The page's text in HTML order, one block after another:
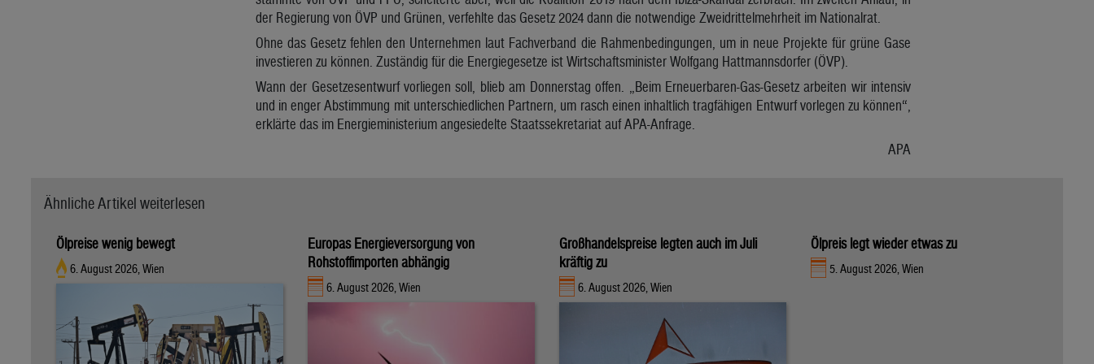
der Regierung von ÖVP und Grünen, verfehlte das Gesetz 2024 dann die notwendige Zweidrittelmehrheit im Nationalrat.
Ohne das Gesetz fehlen den Unternehmen laut Fachverband die Rahmenbedingungen, um in neue Projekte für grüne Gase
investieren zu können. Zuständig für die Energiegesetze ist Wirtschaftsminister Wolfgang Hattmannsdorfer (ÖVP).
Wann der Gesetzesentwurf vorliegen soll, blieb am Donnerstag offen. „Beim Erneuerbaren-Gas-Gesetz arbeiten wir intensiv
und in enger Abstimmung mit unterschiedlichen Partnern, um rasch einen inhaltlich tragfähigen Entwurf vorlegen zu können“,
erklärte das im Energieministerium angesiedelte Staatssekretariat auf APA-Anfrage.
APA
Ähnliche Artikel weiterlesen
Ölpreise wenig bewegt
6. August 2026, Wien
Europas Energieversorgung von
Rohstoffimporten abhängig
6. August 2026, Wien
Großhandelspreise legten auch im Juli
kräftig zu
6. August 2026, Wien
Ölpreis legt wieder etwas zu
5. August 2026, Wien